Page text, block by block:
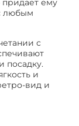
ему
любым
с
посадку.
и
вид и